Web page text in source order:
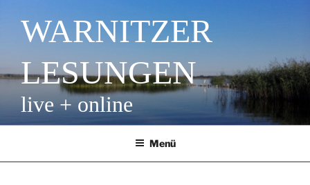
Inhalt
springenWARNITZER
LESUNGEN
live + online
Menü